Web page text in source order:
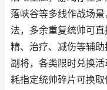
落峡谷等多线作战场
法，多余重复统帅可
精、治疗、减伤等辅
副将，各类限时兑换
耗指定统帅碎片可换